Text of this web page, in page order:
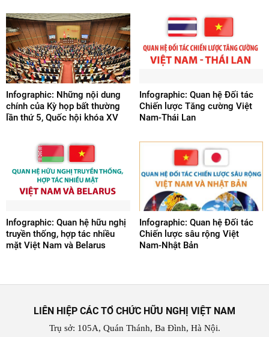
Infographic: Những nội dung
chính của Kỳ họp bất thường
lần thứ 5, Quốc hội khóa XV
Infographic: Quan hệ Đối tác
Chiến lược Tăng cường Việt
Nam-Thái Lan
Infographic: Quan hệ hữu nghị
truyền thống, hợp tác nhiều
mặt Việt Nam và Belarus
Infographic: Quan hệ Đối tác
Chiến lược sâu rộng Việt
Nam-Nhật Bản
LIÊN HIỆP CÁC TỔ CHỨC HỮU NGHỊ VIỆT NAM
Trụ sở: 105A, Quán Thánh, Ba Đình, Hà Nội.